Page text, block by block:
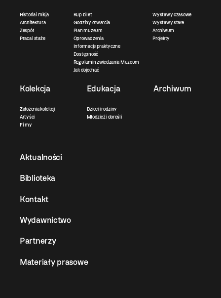
Historia i misja
Architektura
Zespół
Praca i staże
Kup bilet
Godziny otwarcia
Plan muzeum
Oprowadzenia
Informacje praktyczne
Dostępność
Regulamin zwiedzania Muzeum
Jak dojechać
Wystawy czasowe
Wystawy stałe
Archiwum
Projekty
Kolekcja
Założenia kolekcji
Artyści
Filmy
Edukacja
Dzieci i rodziny
Młodzież i dorośli
Archiwum
Aktualności
Biblioteka
Kontakt
Wydawnictwo
Partnerzy
Materiały prasowe